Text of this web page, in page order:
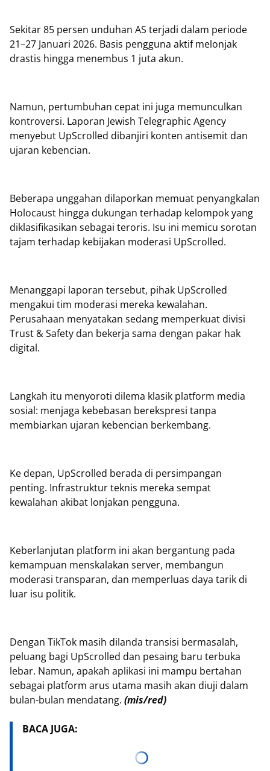
Sekitar 85 persen unduhan AS terjadi dalam periode
21–27 Januari 2026. Basis pengguna aktif melonjak
drastis hingga menembus 1 juta akun.
Namun, pertumbuhan cepat ini juga memunculkan
kontroversi. Laporan Jewish Telegraphic Agency
menyebut UpScrolled dibanjiri konten antisemit dan
ujaran kebencian.
Beberapa unggahan dilaporkan memuat penyangkalan
Holocaust hingga dukungan terhadap kelompok yang
diklasifikasikan sebagai teroris. Isu ini memicu sorotan
tajam terhadap kebijakan moderasi UpScrolled.
Menanggapi laporan tersebut, pihak UpScrolled
mengakui tim moderasi mereka kewalahan.
Perusahaan menyatakan sedang memperkuat divisi
Trust & Safety dan bekerja sama dengan pakar hak
digital.
Langkah itu menyoroti dilema klasik platform media
sosial: menjaga kebebasan berekspresi tanpa
membiarkan ujaran kebencian berkembang.
Ke depan, UpScrolled berada di persimpangan
penting. Infrastruktur teknis mereka sempat
kewalahan akibat lonjakan pengguna.
Keberlanjutan platform ini akan bergantung pada
kemampuan menskalakan server, membangun
moderasi transparan, dan memperluas daya tarik di
luar isu politik.
Dengan TikTok masih dilanda transisi bermasalah,
peluang bagi UpScrolled dan pesaing baru terbuka
lebar. Namun, apakah aplikasi ini mampu bertahan
sebagai platform arus utama masih akan diuji dalam
bulan-bulan mendatang. (mis/red)
BACA JUGA: